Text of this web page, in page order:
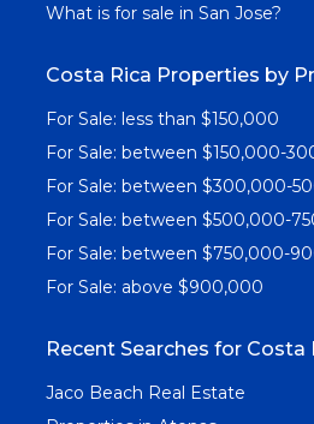
What is for sale in San Jose?
Costa Rica Properties by
For Sale: less than $150,000
For Sale: between $150,000-
For Sale: between $300,000-
For Sale: between $500,000-
For Sale: between $750,000-
For Sale: above $900,000
Recent Searches for Costa
Jaco Beach Real Estate